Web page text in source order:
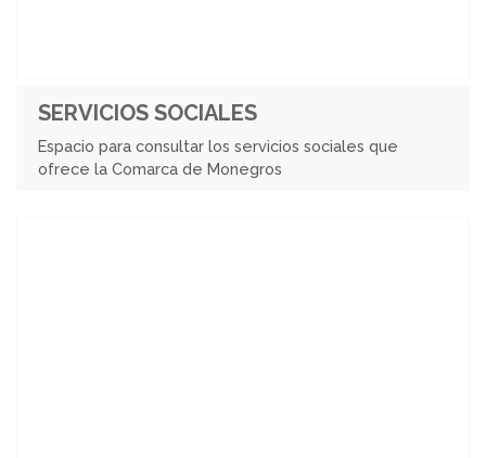
SERVICIOS SOCIALES
Espacio para consultar los servicios sociales que
ofrece la Comarca de Monegros